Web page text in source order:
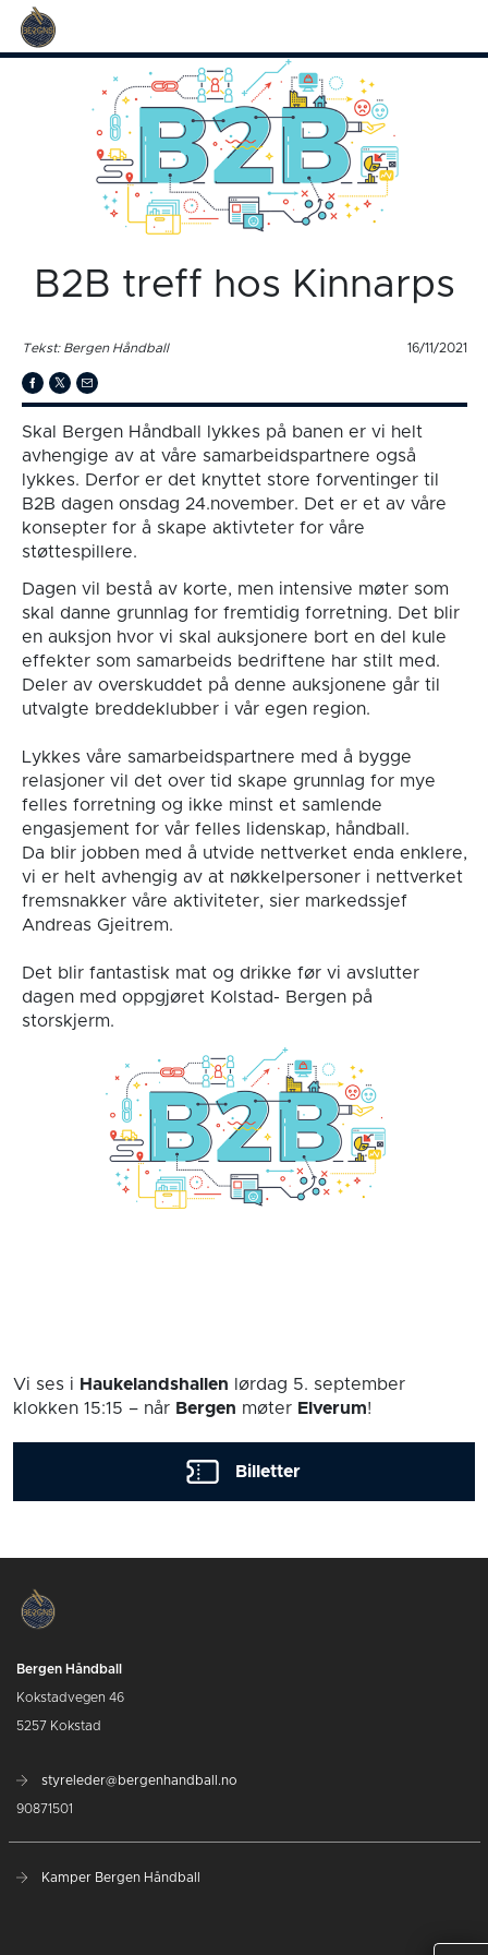
B2B treff hos Kinnarps
Tekst: Bergen Håndball 16/11/2021
Skal Bergen Håndball lykkes på banen er vi helt
avhengige av at våre samarbeidspartnere også
lykkes. Derfor er det knyttet store forventinger til
B2B dagen onsdag 24.november. Det er et av våre
konsepter for å skape aktivteter for våre
støttespillere.
Dagen vil bestå av korte, men intensive møter som
skal danne grunnlag for fremtidig forretning. Det blir
en auksjon hvor vi skal auksjonere bort en del kule
effekter som samarbeids bedriftene har stilt med.
Deler av overskuddet på denne auksjonene går til
utvalgte breddeklubber i vår egen region.
Lykkes våre samarbeidspartnere med å bygge
relasjoner vil det over tid skape grunnlag for mye
felles forretning og ikke minst et samlende
engasjement for vår felles lidenskap, håndball.
Da blir jobben med å utvide nettverket enda enklere,
vi er helt avhengig av at nøkkelpersoner i nettverket
fremsnakker våre aktiviteter, sier markedssjef
Andreas Gjeitrem.
Det blir fantastisk mat og drikke før vi avslutter
dagen med oppgjøret Kolstad- Bergen på
storskjerm.
Vi ses i Haukelandshallen lørdag 5. september
klokken 15:15 – når Bergen møter Elverum!
Billetter
Bergen Håndball
Kokstadvegen 46
5257 Kokstad
styreleder@bergenhandball.no
90871501
Kamper Bergen Håndball